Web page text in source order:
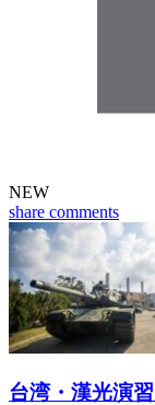
NEW
share comments
台湾・漢光演